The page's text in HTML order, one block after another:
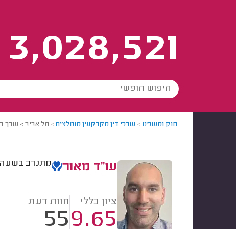
3,028,521
חוק ומשפט > עורכי דין מקרקעין מומלצים> תל אביב > עורך
עו"ד מאור מתנדב
ציון כללי
9.65
חוות דעת
55